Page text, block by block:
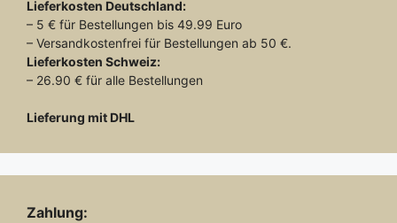
Lieferkosten Deutschland:
– 5 € für Bestellungen bis 49.99 Euro
– Versandkostenfrei für Bestellungen ab 50 €.
Lieferkosten Schweiz:
– 26.90 € für alle Bestellungen
Lieferung mit DHL
Zahlung: